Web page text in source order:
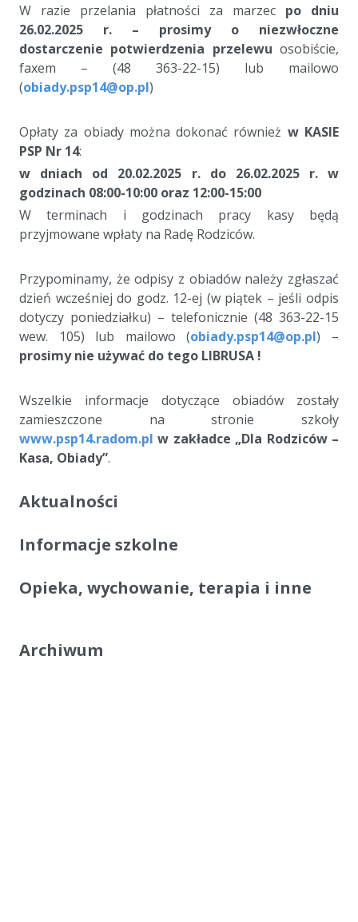
W razie przelania płatności za marzec po dniu
26.02.2025 r. – prosimy o niezwłoczne
dostarczenie potwierdzenia przelewu osobiście,
faxem – (48 363-22-15) lub mailowo
(obiady.psp14@op.pl)
Opłaty za obiady można dokonać również w KASIE
PSP Nr 14:
w dniach od 20.02.2025 r. do 26.02.2025 r. w
godzinach 08:00-10:00 oraz 12:00-15:00
W terminach i godzinach pracy kasy będą
przyjmowane wpłaty na Radę Rodziców.
Przypominamy, że odpisy z obiadów należy zgłaszać
dzień wcześniej do godz. 12-ej (w piątek – jeśli odpis
dotyczy poniedziałku) – telefonicznie (48 363-22-15
wew. 105) lub mailowo (obiady.psp14@op.pl) –
prosimy nie używać do tego LIBRUSA !
Wszelkie informacje dotyczące obiadów zostały
zamieszczone na stronie szkoły
www.psp14.radom.pl w zakładce „Dla Rodziców –
Kasa, Obiady”.
Aktualności
Informacje szkolne
Opieka, wychowanie, terapia i inne
Archiwum